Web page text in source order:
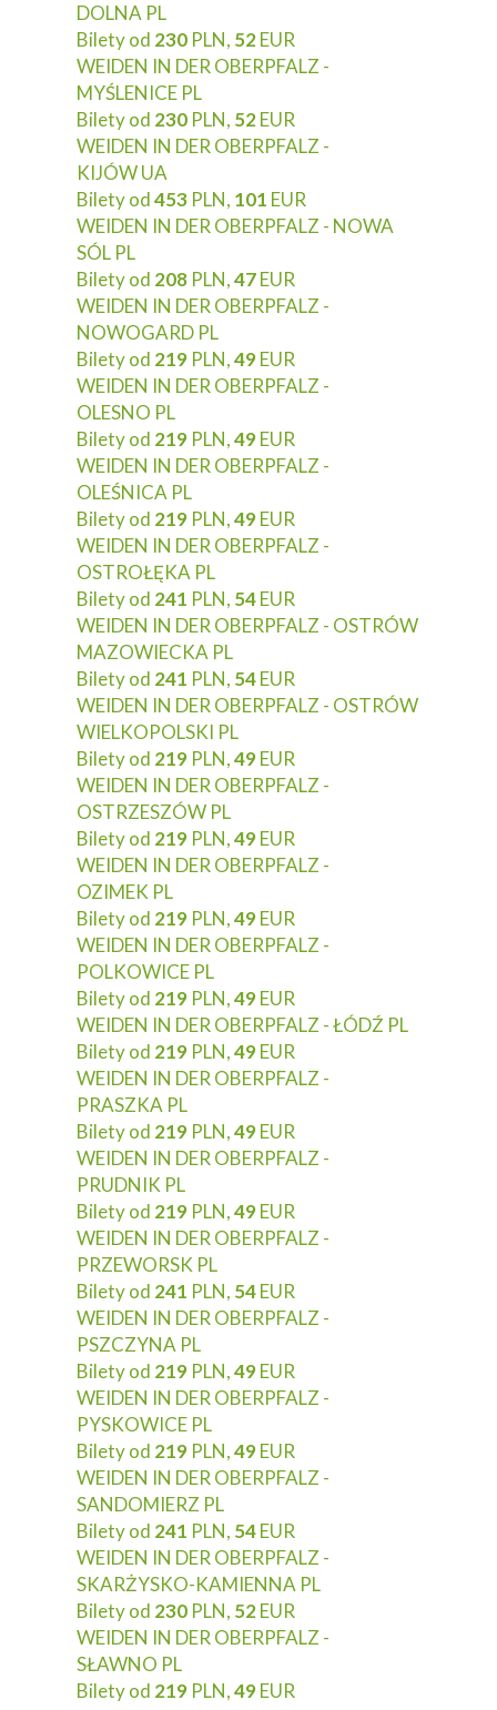
DOLNA PL
Bilety od 230 PLN, 52EUR
WEIDEN IN DER OBERPFALZ -
MYŚLENICE PL
Bilety od 230 PLN, 52EUR
WEIDEN IN DER OBERPFALZ -
KIJÓW UA
Bilety od453 PLN, 101 EUR
WEIDEN IN DER OBERPFALZ - NOWA
SÓL PL
Bilety od 208 PLN,47EUR
WEIDEN IN DER OBERPFALZ -
NOWOGARD PL
Bilety od 219 PLN,49EUR
WEIDEN IN DER OBERPFALZ -
OLESNO PL
Bilety od 219 PLN,49EUR
WEIDEN IN DER OBERPFALZ -
OLEŚNICA PL
Bilety od 219 PLN,49EUR
WEIDEN IN DER OBERPFALZ -
OSTROŁĘKA PL
Bilety od 241 PLN, 54EUR
WEIDEN IN DER OBERPFALZ - OSTRÓW
MAZOWIECKA PL
Bilety od 241 PLN, 54EUR
WEIDEN IN DER OBERPFALZ - OSTRÓW
WIELKOPOLSKI PL
Bilety od 219 PLN,49EUR
WEIDEN IN DER OBERPFALZ -
OSTRZESZÓW PL
Bilety od 219 PLN,49EUR
WEIDEN IN DER OBERPFALZ -
OZIMEK PL
Bilety od 219 PLN,49EUR
WEIDEN IN DER OBERPFALZ -
POLKOWICE PL
Bilety od 219 PLN,49EUR
WEIDEN IN DER OBERPFALZ - ŁÓDŹ PL
Bilety od 219 PLN,49EUR
WEIDEN IN DER OBERPFALZ -
PRASZKA PL
Bilety od 219 PLN,49EUR
WEIDEN IN DER OBERPFALZ -
PRUDNIK PL
Bilety od 219 PLN,49EUR
WEIDEN IN DER OBERPFALZ -
PRZEWORSK PL
Bilety od 241 PLN, 54EUR
WEIDEN IN DER OBERPFALZ -
PSZCZYNA PL
Bilety od 219 PLN,49EUR
WEIDEN IN DER OBERPFALZ -
PYSKOWICE PL
Bilety od 219 PLN,49EUR
WEIDEN IN DER OBERPFALZ -
SANDOMIERZ PL
Bilety od 241 PLN, 54EUR
WEIDEN IN DER OBERPFALZ -
SKARŻYSKO-KAMIENNA PL
Bilety od 230 PLN, 52EUR
WEIDEN IN DER OBERPFALZ -
SŁAWNO PL
Bilety od 219 PLN,49EUR